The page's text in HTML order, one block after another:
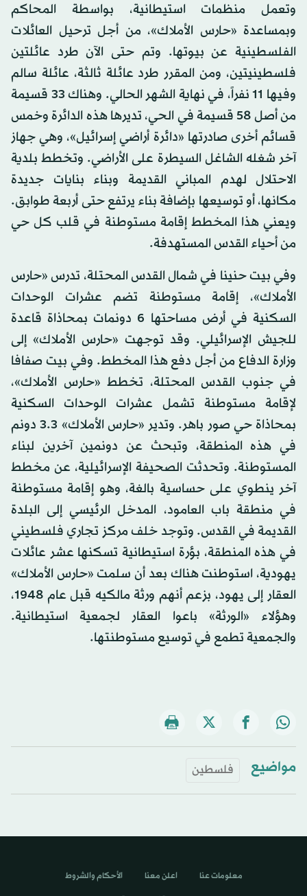
وتعمل منظمات استيطانية، بواسطة المحاكم
وبمساعدة «حارس الأملاك»، من أجل ترحيل العائلات
الفلسطينية عن بيوتها. وتم حتى الآن طرد عائلتين
فلسطينيتين، ومن المقرر طرد عائلة ثالثة، عائلة سالم
وفيها 11 نفراً، في نهاية الشهر الحالي. وهناك 33 قسيمة
من أصل 58 قسيمة في الحي، تديرها هذه الدائرة وخمس
قسائم أخرى صادرتها «دائرة أراضي إسرائيل»، وهي جهاز
آخر شغله الشاغل السيطرة على الأراضي. وتخطط بلدية
الاحتلال لهدم المباني القديمة وبناء بنايات جديدة
مكانها، أو توسيعها بإضافة بناء يرتفع حتى أربعة طوابق.
ويعني هذا المخطط إقامة مستوطنة في قلب كل حي
من أحياء القدس المستهدفة.
وفي بيت حنينا في شمال القدس المحتلة، تدرس «حارس
الأملاك»، إقامة مستوطنة تضم عشرات الوحدات
السكنية في أرض مساحتها 6 دونمات بمحاذاة قاعدة
للجيش الإسرائيلي. وقد توجهت «حارس الأملاك» إلى
وزارة الدفاع من أجل دفع هذا المخطط. وفي بيت صفافا
في جنوب القدس المحتلة، تخطط «حارس الأملاك»،
لإقامة مستوطنة تشمل عشرات الوحدات السكنية
بمحاذاة حي صور باهر. وتدير «حارس الأملاك» 3.3 دونم
في هذه المنطقة، وتبحث عن دونمين آخرين لبناء
المستوطنة. وتحدثت الصحيفة الإسرائيلية، عن مخطط
آخر ينطوي على حساسية بالغة، وهو إقامة مستوطنة
في منطقة باب العامود، المدخل الرئيسي إلى البلدة
القديمة في القدس. وتوجد خلف مركز تجاري فلسطيني
في هذه المنطقة، بؤرة استيطانية تسكنها عشر عائلات
يهودية، استوطنت هناك بعد أن سلمت «حارس الأملاك»
العقار إلى يهود، بزعم أنهم ورثة مالكيه قبل عام 1948،
وهؤلاء «الورثة» باعوا العقار لجمعية استيطانية.
والجمعية تطمع في توسيع مستوطنتها.
مواضيع فلسطين
معلومات عنا اعلن معنا الأحكام والشروط